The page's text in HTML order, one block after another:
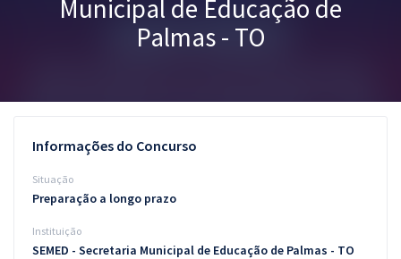
Blog
Aprovados
Municipal de Educação de
Palmas - TO
Informações do Concurso
Situação
Preparação a longo prazo
Instituição
SEMED - Secretaria Municipal de Educação de Palmas - TO